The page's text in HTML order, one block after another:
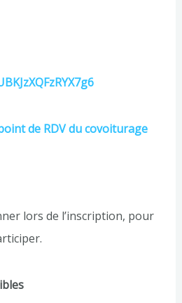
de RDV du covoiturage
lors de l’inscription, pour